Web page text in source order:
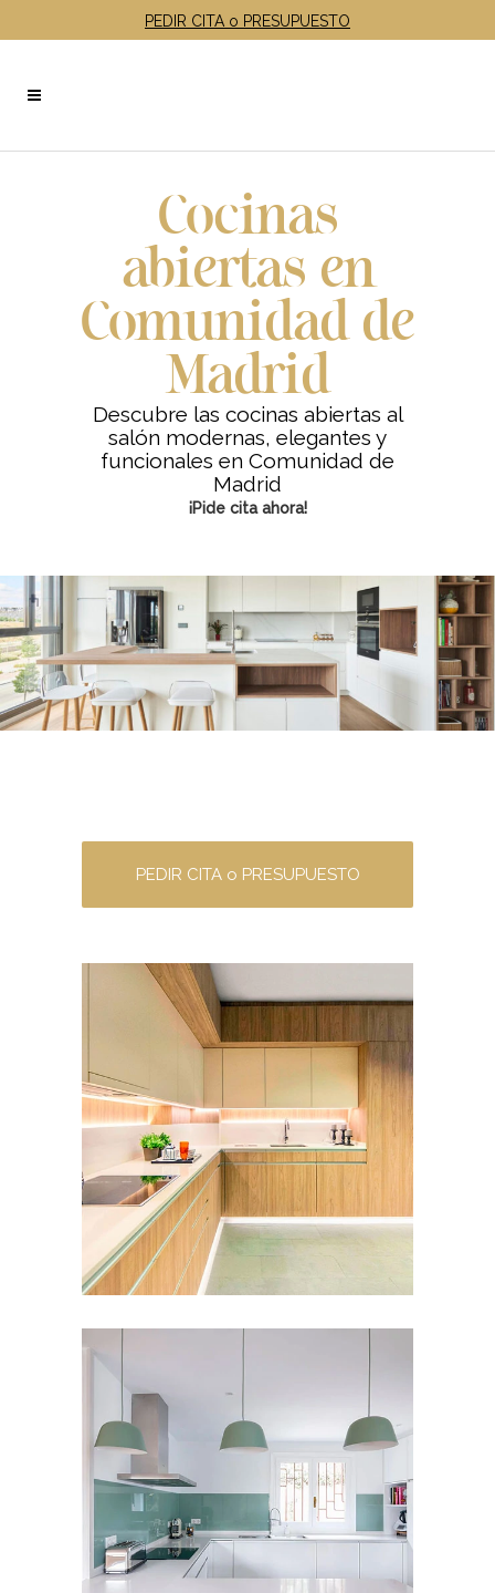
PEDIR CITA o PRESUPUESTO
Cocinas
abiertas en
Comunidad de
Madrid
Descubre las cocinas abiertas al
salón modernas, elegantes y
funcionales en Comunidad de
Madrid
¡Pide cita ahora!
PEDIR CITA o PRESUPUESTO